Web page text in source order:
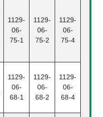
1129-
06-
75-1
1129-
06-
75-2
1129-
06-
75-4
1129-
06-
68-1
1129-
06-
68-2
1129-
06-
68-4